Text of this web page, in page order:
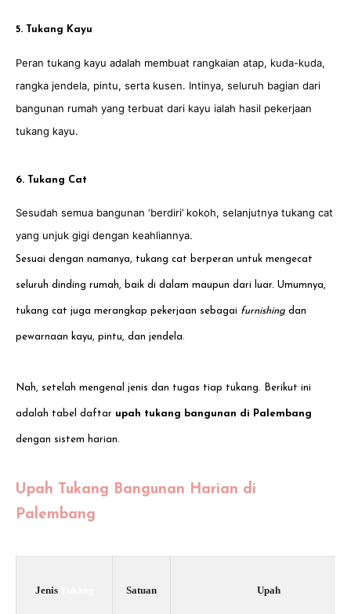
5. Tukang Kayu
Peran tukang kayu adalah membuat rangkaian atap, kuda-kuda,
rangka jendela, pintu, serta kusen. Intinya, seluruh bagian dari
bangunan rumah yang terbuat dari kayu ialah hasil pekerjaan
tukang kayu.
6. Tukang Cat
Sesudah semua bangunan ‘berdiri’ kokoh, selanjutnya tukang cat
yang unjuk gigi dengan keahliannya.
Sesuai dengan namanya, tukang cat berperan untuk mengecat
seluruh dinding rumah, baik di dalam maupun dari luar. Umumnya,
tukang cat juga merangkap pekerjaan sebagai furnishing dan
pewarnaan kayu, pintu, dan jendela.
Nah, setelah mengenal jenis dan tugas tiap tukang. Berikut ini
adalah tabel daftar upah tukang bangunan di Palembang
dengan sistem harian.
Upah Tukang Bangunan Harian di
Palembang
JenisTukang Satuan Upah